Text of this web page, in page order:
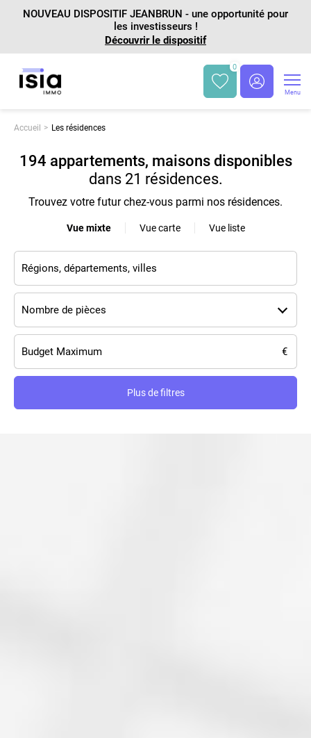
NOUVEAU DISPOSITIF JEANBRUN - une opportunité pour
les investisseurs !
Découvrir le dispositif
0
Menu
Accueil Les résidences
194 appartements, maisons disponibles
dans 21 résidences.
Trouvez votre futur chez-vous parmi nos résidences.
Vue mixte Vue carte Vue liste
Nombre de pièces
Plus de filtres